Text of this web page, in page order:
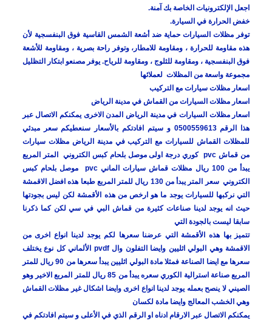
اجعل الإلكترونيات الخاصة بك آمنة.
خفض الحرارة في السيارة.
توفر مظلات السيارات حماية ضد أشعة الشمس القاسية فوق البنفسجية لأن
هذه مقاومة للحرارة ، ومقاومة للامطار، وتوفر راحة بصرية ، ومقاومة للأشعة
فوق البنفسجية ، ومقاومة للثلوج ، ومقاومة للرياح. يوفر مصنعو ابتكار التظليل
مجموعة واسعة من المظلات لعملائها
اسعار مظلات سيارات مع التركيب
اسعار مظلات السيارات من القماش في مدينة الرياض
اسعار مظلات السيارات في مدينة الرياض المدن الاخرى يمكنكم الاتصال عبر
هذا الرقم 0500559613 و سيتم افادتكم بالأسعار سنعطيكم سعر مبدئي
للمظلات القماش للسيارات مع التركيب في مدينة الرياض مظلات سيارات
من قماش pvc كوري درجة اولى موصل بلحام كبس الكتروني المتر المربع
يبدأ من 100 ريال مظلات قماش سيارات الماني pvc موصل بلحام كبس
الكتروني سعر المتر يبدأ من 130 ريال للمتر المربع طبعا هذه افضل الاقمشة
التي نركبها للسيارات يوجد ما هو ارخص من هذه الأقمشة لكن ليس بجودتها
حيث انه يوجد لدينا صناعات كثيرة من قماش البي في سي لكن كما ذكرنا
سابقا ليست بالجودة التي
تتميز بها هذه الأقمشة التي عرضنا سعرها لكم يوجد لدينا انواع اخرى من
الاقمشة وهي البولي اثليين وايضا التفلون وال pvdf الألماني كل نوع يختلف
سعرها مع ايضا الصناعة فمثلا مادة البولي اثليين يبدأ سعرها من 90 ريال للمتر
المربع صناعة استرالية الكوري سعره يبدأ من 85 ريال للمتر المربع الاخير وهو
الصيني لا ينصح بعمله يوجد لدينا انواع اخرى وايضا اشكال غير مظلات القماش
وهي الخشب المعالج وايضا مادة لكسان
يمكنكم الاتصال عبر الارقام ادناه او الرقم الذي في الأعلى و سيتم افادتكم في